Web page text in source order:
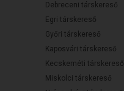
Debreceni társkereső
Egri társkereső
Győri társkereső
Kaposvári társkereső
Kecskeméti társkereső
Miskolci társkereső